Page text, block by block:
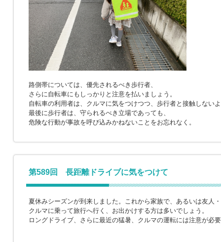
路側帯については、優先されるべき歩行者、
さらに自転車にもしっかりと注意を払いましょう。
自転車の利用者は、クルマに気をつけつつ、歩行者と接触しない
最後に歩行者は、守られるべき立場であっても、
危険な行動が事故を呼び込みかねないことをお忘れなく。
第589回 長距離ドライブに気をつけて
夏休みシーズンが到来しました。これから家族で、あるいは友人
クルマに乗って旅行へ行く、お出かけする方は多いでしょう。
ロングドライブ、さらに最近の猛暑、クルマの運転には注意が必